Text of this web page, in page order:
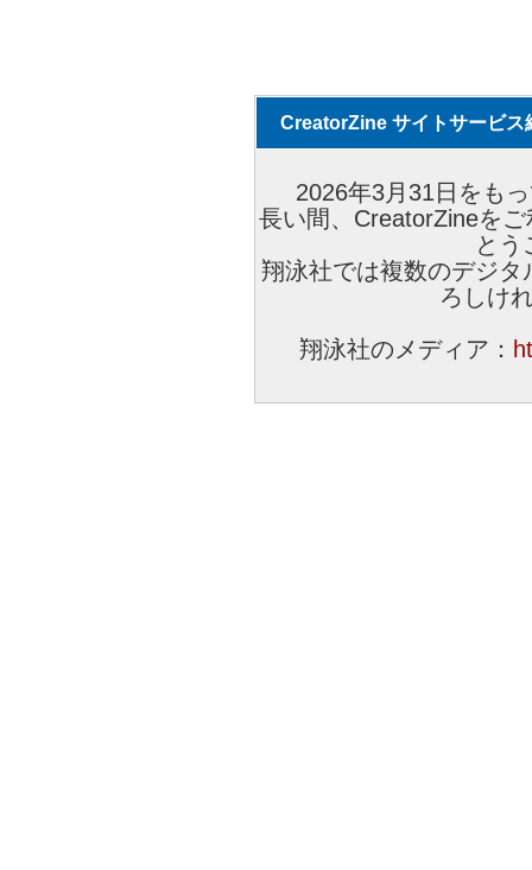
CreatorZine サイトサービス
2026年3月31日をも
長い間、CreatorZineを
とう
翔泳社では複数のデジ
ろしけ
翔泳社のメディア：